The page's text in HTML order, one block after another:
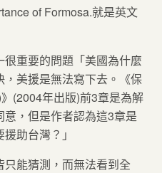
of Formosa.就是英文
重要的問題「美國為什麼
美援是無法寫下去。《保
(2004年出版)前3章是為解
，但是作者認為這3章是
助台灣？」
能猜測，而無法看到全